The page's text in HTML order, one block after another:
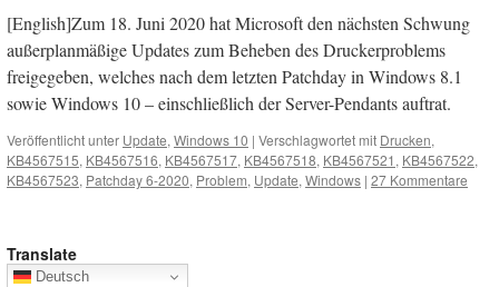
[English]Zum 18. Juni 2020 hat Microsoft den nächsten Schwung
außerplanmäßige Updates zum Beheben des Druckerproblems
freigegeben, welches nach dem letzten Patchday in Windows 8.1
sowie Windows 10 – einschließlich der Server-Pendants auftrat.
Veröffentlicht unter Update, Windows 10 | Verschlagwortet mit Drucken,
KB4567515, KB4567516, KB4567517, KB4567518, KB4567521 , KB4567522,
KB4567523, Patchday 6-2020, Problem, Update, Windows | 27 Kommentare
Translate
Deutsch